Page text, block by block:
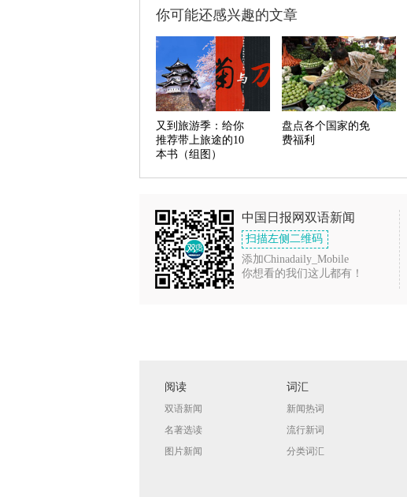
你可能还感兴趣的文章
又到旅游季：给你
推荐带上旅途的10
本书（组图）
盘点各个国家的免
费福利
中国日报网双语新闻
扫描左侧二维码
添加Chinadaily_Mobile
你想看的我们这儿都有！
阅读
双语新闻
名著选读
图片新闻
词汇
新闻热词
流行新词
分类词汇